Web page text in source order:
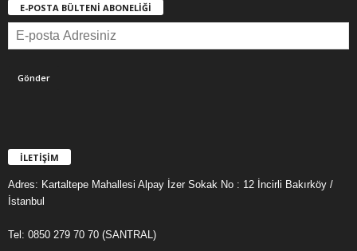
E-POSTA BÜLTENİ ABONELİĞİ
İLETİŞİM
Adres: Kartaltepe Mahallesi Alpay İzer Sokak No : 12 İncirli Bakırköy /
İstanbul
Tel: 0850 279 70 70 (SANTRAL)